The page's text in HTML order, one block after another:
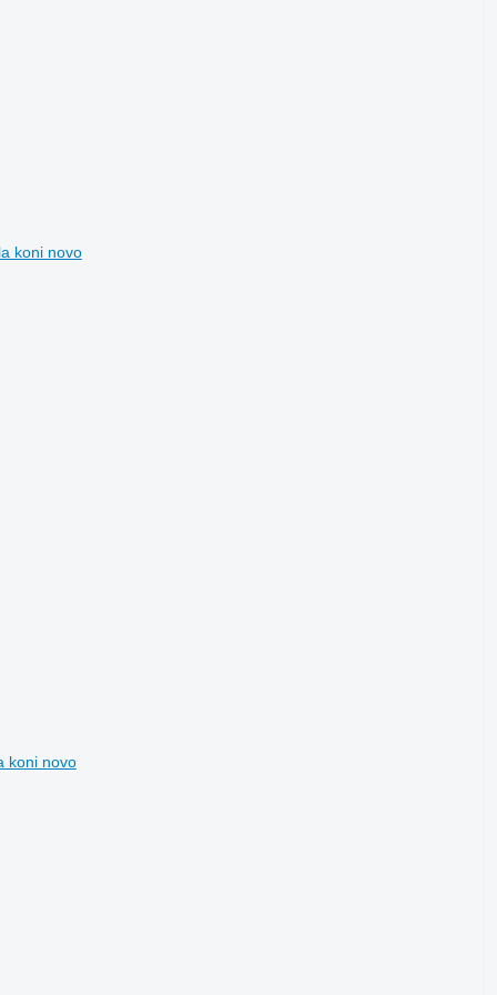
koni novo
koni novo